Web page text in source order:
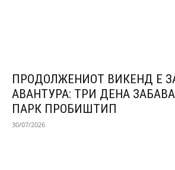
ПРОДОЛЖЕНИОТ ВИКЕНД Е
АВАНТУРА: ТРИ ДЕНА
ПАРК ПРОБИШТИП
30/07/2026